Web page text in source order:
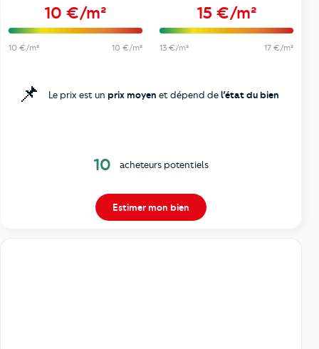
10 €/m²
10 €/m² 10 €/m²
15 €/m²
13 €/m² 17 €/m²
📌 Le prix est un prix moyen et dépend del’état du bien
10 acheteurs potentiels
Estimer mon bien